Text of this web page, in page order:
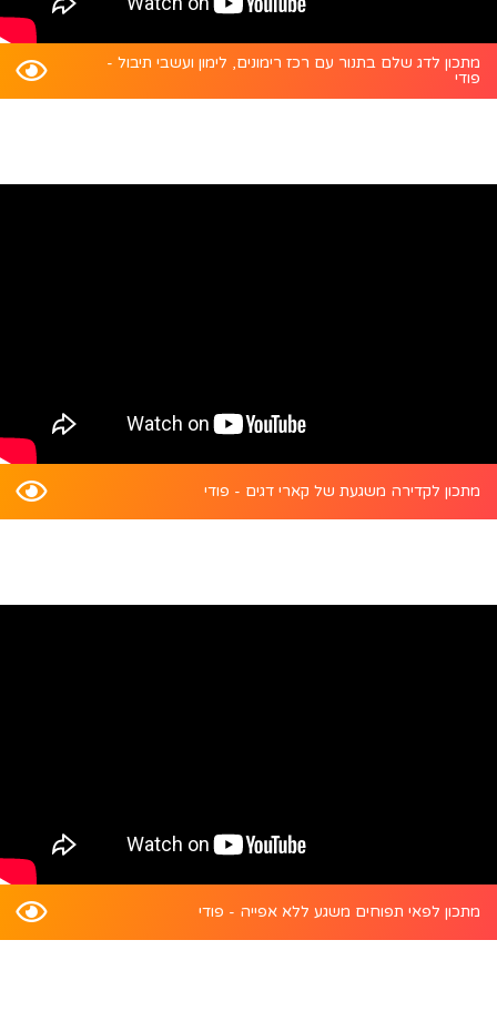
מתכון לדג שלם בתנור עם רכז רימונים, לימון ועשבי תיבול -
פודי
מתכון לקדירה משגעת של קארי דגים - פודי
מתכון לפאי תפוחים משגע ללא אפייה - פודי